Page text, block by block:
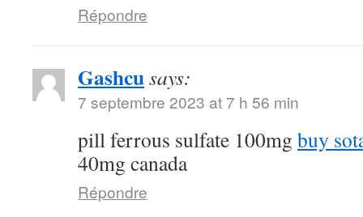
Répondre
Gashcusays:
7 septembre 2023 at 7 h 56 min
pill ferrous sulfate 100mg buy
40mg canada
Répondre